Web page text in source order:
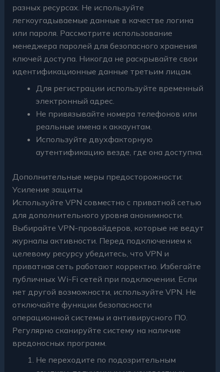
разных ресурсах. Не используйте
легкоугадываемые данные в качестве логина
или пароля. Рассмотрите использование
менеджера паролей для безопасного хранения
ключей доступа. Никогда не раскрывайте свои
идентификационные данные третьим лицам.
Для регистрации используйте временный
электронный адрес.
Не привязывайте номера телефонов или
реальные имена к аккаунтам.
Используйте двухфакторную
аутентификацию везде, где она доступна.
Дополнительные меры предосторожности:
Усиление защиты
Используйте VPN совместно с приватной сетью
для дополнительного уровня анонимности.
Выбирайте VPN-провайдеров, которые не ведут
журналы активности. Перед подключением к
целевому ресурсу убедитесь, что VPN и
приватная сеть работают корректно. Избегайте
публичных Wi-Fi сетей при подключении. Если
нет другой возможности, используйте VPN. Не
отключайте функции безопасности
операционной системы и антивирусного ПО.
Регулярно сканируйте систему на наличие
вредоносных программ.
Не переходите по подозрительным